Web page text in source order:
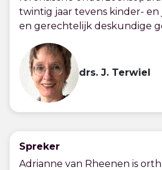
twintig jaar tevens kinder-
en gerechtelijk deskundige
drs. J. Terwiel
Spreker
Adrianne van Rheenen is